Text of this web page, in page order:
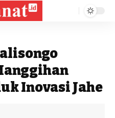
Inovasi Jahe